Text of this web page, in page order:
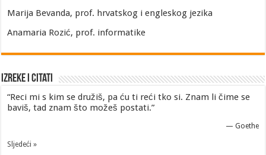
Marija Bevanda, prof. hrvatskog i engleskog jezika
Anamaria Rozić, prof. informatike
Izreke i Citati
“Reci mi s kim se družiš, pa ću ti reći tko si. Znam li čime se
baviš, tad znam što možeš postati.”
— Goethe
Sljedeći »